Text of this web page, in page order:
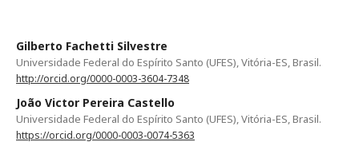
Gilberto Fachetti Silvestre
Universidade Federal do Espírito Santo (UFES), Vitória-ES, Brasil.
http://orcid.org/0000-0003-3604-7348
João Victor Pereira Castello
Universidade Federal do Espírito Santo (UFES), Vitória-ES, Brasil.
https://orcid.org/0000-0003-0074-5363